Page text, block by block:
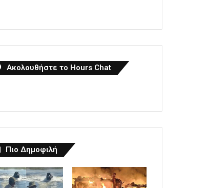
Ακολουθήστε το Hours Chat
Πιο Δημοφιλή